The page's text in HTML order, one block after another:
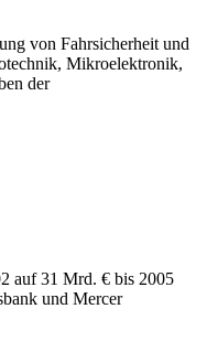
von Fahrsicherheit und
Mikroelektronik,
der
auf 31 Mrd. € bis 2005
und Mercer